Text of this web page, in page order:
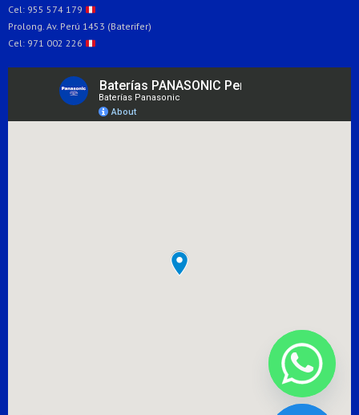
Cel: 955 574 179
Prolong. Av. Perú 1453 (Baterifer)
Cel: 971 002 226